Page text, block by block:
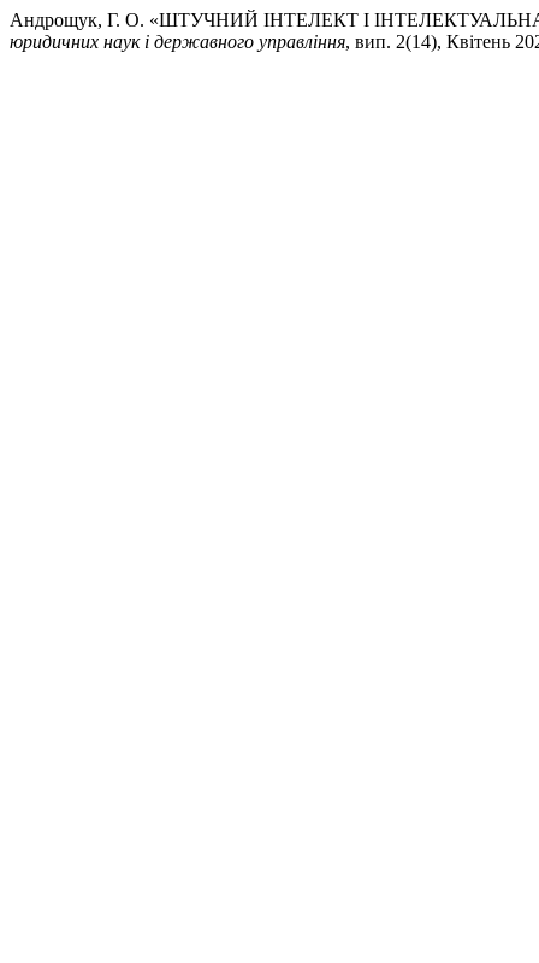
Андрощук, Г. О. «ШТУЧНИЙ ІНТЕЛЕКТ І
юридичних наук і державного управління, вип. 2(14), Квітень